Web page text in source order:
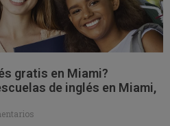
gratis en Miami?
de inglés en Miami,